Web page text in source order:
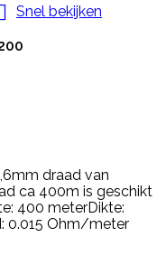
Snel bekijken
draad van
ca 400m is geschikt
400 meterDikte:
0.015 Ohm/meter